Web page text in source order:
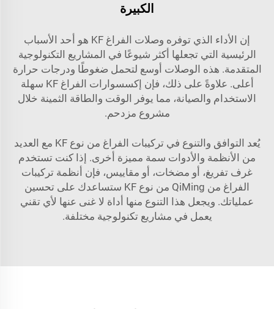
الكبيرة
إن الأداء الذي توفره وصلات الفراغ KF هو أحد الأسباب
الرئيسية التي تجعلها أكثر شيوعًا في المشاريع التكنولوجية
المتقدمة. هذه الوصلات أوسع لتحمل ضغوطًا ودرجات حرارة
أعلى. علاوةً على ذلك، فإن إكسسوارات الفراغ KF سهلة
الاستخدام والصيانة، مما يوفر الوقت والطاقة الثمينة خلال
مشروع مزدحم.
يُعد التوافق والتنوع في تركيبات الفراغ من نوع KF مع العديد
من الأنظمة والأدوات سمة مميزة أخرى. إذا كنت تستخدم
غرف تفريغ، أو مضخات، أو مقاييس، فإن أنظمة تركيبات
الفراغ من QiMing من نوع KF ستساعدك على تحسين
عملياتك. ويجعل هذا التنوع منها أداة لا غنى عنها لأي تقني
يعمل في مشاريع تكنولوجية مختلفة.